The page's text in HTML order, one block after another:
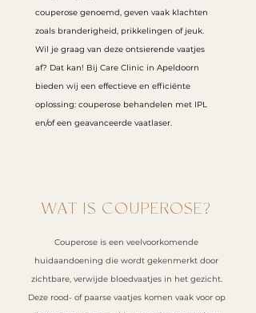
couperose genoemd, geven vaak klachten
zoals branderigheid, prikkelingen of jeuk.
Wil je graag van deze ontsierende vaatjes
af? Dat kan! Bij Care Clinic in Apeldoorn
bieden wij een effectieve en efficiënte
oplossing: couperose behandelen met IPL
en/of een geavanceerde vaatlaser.
WAT IS COUPEROSE?
Couperose is een veelvoorkomende
huidaandoening die wordt gekenmerkt door
zichtbare, verwijde bloedvaatjes in het gezicht.
Deze rood- of paarse vaatjes komen vaak voor op